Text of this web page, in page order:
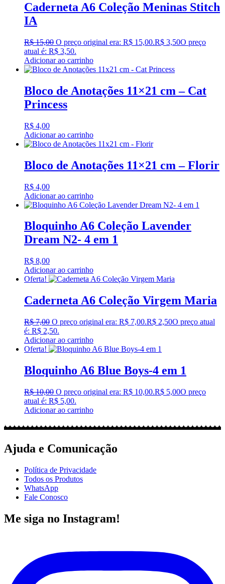
Caderneta A6 Coleção Meninas Stitch
IA
R$15,00 O preço original era: R$ 15,00.R$ 3,50O preço
atual é: R$ 3,50.
Adicionar ao carrinho
Bloco de Anotações 11×21 cm – Cat
Princess
R$ 4,00
Adicionar ao carrinho
Bloco de Anotações 11×21 cm – Florir
R$ 4,00
Adicionar ao carrinho
Bloquinho A6 Coleção Lavender
Dream N2- 4 em 1
R$ 8,00
Adicionar ao carrinho
Oferta!
Caderneta A6 Coleção Virgem Maria
R$7,00 O preço original era: R$ 7,00.R$ 2,50O preço atual
é: R$ 2,50.
Adicionar ao carrinho
Oferta!
Bloquinho A6 Blue Boys-4 em 1
R$10,00 O preço original era: R$ 10,00.R$ 5,00O preço
atual é: R$ 5,00.
Adicionar ao carrinho
Ajuda e Comunicação
Política de Privacidade
Todos os Produtos
WhatsApp
Fale Conosco
Me siga no Instagram!